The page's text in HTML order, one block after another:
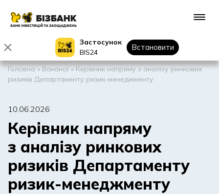
Застосунок
BIS24
Встановити
Головна»Вакансії»Керівник напряму з аналізу ринкових
ризиків Департаменту ризик-менеджменту
10.06.2026
Керівник напряму
з аналізу ринкових
ризиків Департаменту
ризик-менеджменту